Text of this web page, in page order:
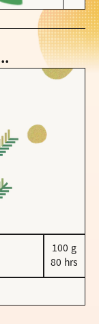
100 g
80 hrs